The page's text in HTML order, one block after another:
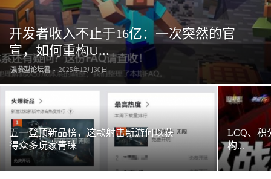
开发者收入不止于16亿：一次突然的官
宣，如何重构U...
强袭型论坛君 - 2025年12月30日
五一登顶新品榜，这款射击新游何以获
得众多玩家青睐
LCQ、积
构...